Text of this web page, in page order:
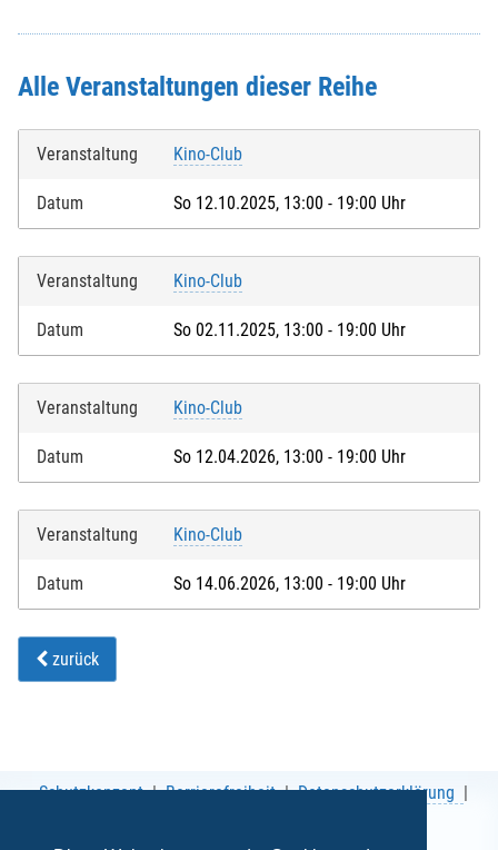
Alle Veranstaltungen dieser Reihe
Veranstaltung Kino-Club
Datum So 12.10.2025, 13:00 - 19:00 Uhr
Veranstaltung Kino-Club
Datum So 02.11.2025, 13:00 - 19:00 Uhr
Veranstaltung Kino-Club
Datum So 12.04.2026, 13:00 - 19:00 Uhr
Veranstaltung Kino-Club
Datum So 14.06.2026, 13:00 - 19:00 Uhr
zurück
Schutzkonzept Barrierefreiheit
Datenschutzerklärung